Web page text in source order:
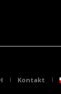
Kontakt